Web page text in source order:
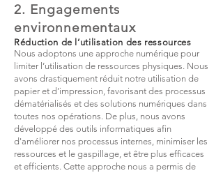
2. Engagements
environnementaux
Réduction de l’utilisation des ressources
Nous adoptons une approche numérique pour
limiter l’utilisation de ressources physiques. Nous
avons drastiquement réduit notre utilisation de
papier et d’impression, favorisant des processus
dématérialisés et des solutions numériques dans
toutes nos opérations. De plus, nous avons
développé des outils informatiques afin
d'améliorer nos processus internes, minimiser les
ressources et le gaspillage, et être plus efficaces
et efficients. Cette approche nous a permis de